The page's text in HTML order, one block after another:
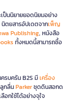
ป็นนิยายยอดนิยมอย่าง
นิตยสารอัปเดตจากเพ็ญ
Publishing, หนังสือ
ทั้งหมดนี้สามารถซื้อ
รบครัน B2S มีเครื่อง
กลื่นParkerชุดดินสอกด
อกใช้ได้อย่างจุใจ